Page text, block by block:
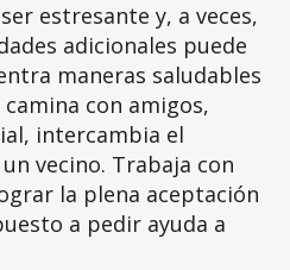
estresante y, a veces,
adicionales puede
maneras saludables
con amigos,
intercambia el
vecino. Trabaja con
la plena aceptación
a pedir ayuda a